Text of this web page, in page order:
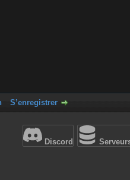
S’enregistrer
Discord